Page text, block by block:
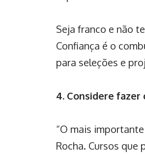
Seja franco e não
Confiança é o
para seleções e
4. Considere
“O mais
Rocha. Cursos